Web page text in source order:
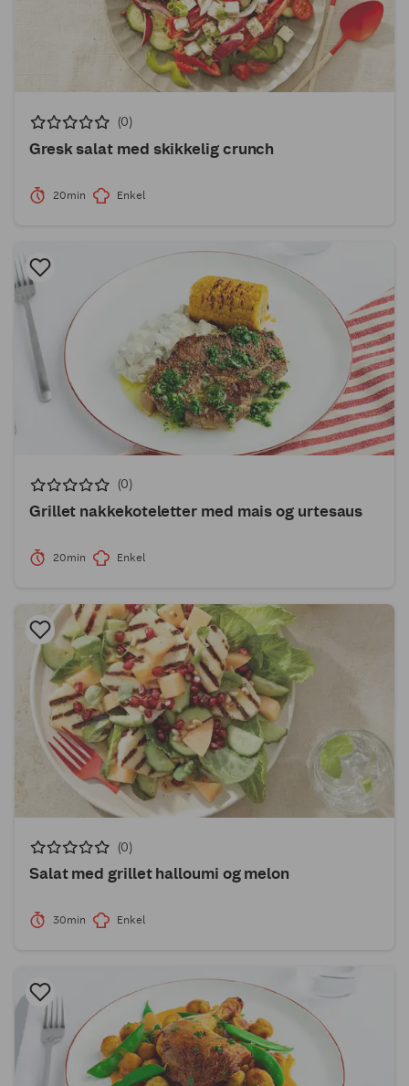
(0)
Gresk salat med skikkelig crunch
20min Enkel
(0)
Grillet nakkekoteletter med mais og urtesaus
20min Enkel
(0)
Salat med grillet halloumi og melon
30min Enkel